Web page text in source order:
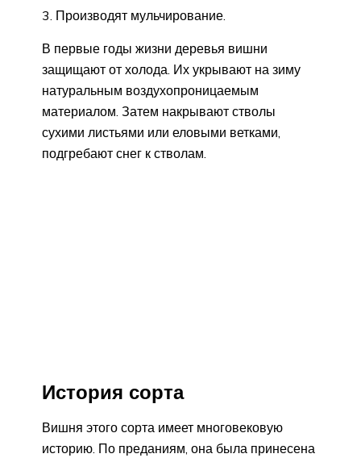
Производят мульчирование.
В первые годы жизни деревья вишни
защищают от холода. Их укрывают на зиму
натуральным воздухопроницаемым
материалом. Затем накрывают стволы
сухими листьями или еловыми ветками,
подгребают снег к стволам.
История сорта
Вишня этого сорта имеет многовековую
историю. По преданиям, она была принесена